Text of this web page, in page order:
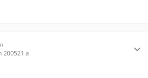
200521 a